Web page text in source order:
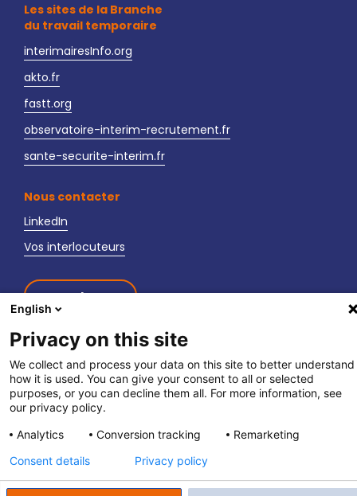
Les sites de la Branche
du travail temporaire
interimairesInfo.org
akto.fr
fastt.org
observatoire-interim-recrutement.fr
sante-securite-interim.fr
Nous contacter
LinkedIn
Vos interlocuteurs
Newsletter
fpett.fr| Politique de confidentialité | Mentions légales
English
Privacy on this site
We collect and process your data on this site to better understand
how it is used. You can give your consent to all or selected
purposes, or you can decline them all. For more information, see
our privacy policy.
Analytics
Conversion tracking Remarketing
Consent details Privacy policy